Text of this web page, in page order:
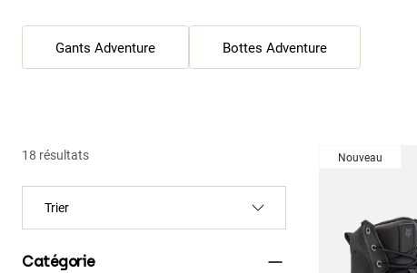
Gants Adventure Bottes Adventure
18 résultats
Catégorie
Nouveau